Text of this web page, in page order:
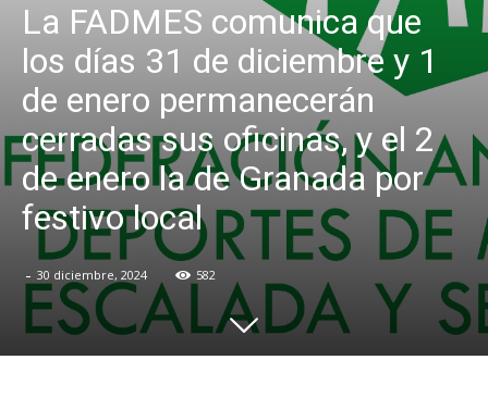
La FADMES comunica que
los días 31 de diciembre y 1
de enero permanecerán
cerradas sus oficinas, y el 2
de enero la de Granada por
festivo local
- 30 diciembre, 2024 582